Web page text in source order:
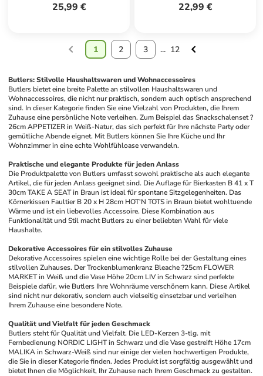
25,99 € 22,99 €
1 2 3 ... 12
Butlers: Stilvolle Haushaltswaren und Wohnaccessoires
Butlers bietet eine breite Palette an stilvollen Haushaltswaren und
Wohnaccessoires, die nicht nur praktisch, sondern auch optisch ansprechend
sind. In dieser Kategorie finden Sie eine Vielzahl von Produkten, die Ihrem
Zuhause eine persönliche Note verleihen. Zum Beispiel das Snackschalenset ?
26cm APPETIZER in Weiß-Natur, das sich perfekt für Ihre nächste Party oder
gemütliche Abende eignet. Mit Butlers können Sie Ihre Küche und Ihr
Wohnzimmer in eine echte Wohlfühloase verwandeln.
Praktische und elegante Produkte für jeden Anlass
Die Produktpalette von Butlers umfasst sowohl praktische als auch elegante
Artikel, die für jeden Anlass geeignet sind. Die Auflage für Bierkasten B 41 x T
30cm TAKE A SEAT in Braun ist ideal für spontane Sitzgelegenheiten. Das
Körnerkissen Faultier B 20 x H 28cm HOT'N TOTS in Braun bietet wohltuende
Wärme und ist ein liebevolles Accessoire. Diese Kombination aus
Funktionalität und Stil macht Butlers zu einer beliebten Wahl für viele
Haushalte.
Dekorative Accessoires für ein stilvolles Zuhause
Dekorative Accessoires spielen eine wichtige Rolle bei der Gestaltung eines
stilvollen Zuhauses. Der Trockenblumenkranz Bleache ?25cm FLOWER
MARKET in Weiß und die Vase Höhe 20cm LIV in Schwarz sind perfekte
Beispiele dafür, wie Butlers Ihre Wohnräume verschönern kann. Diese Artikel
sind nicht nur dekorativ, sondern auch vielseitig einsetzbar und verleihen
Ihrem Zuhause eine besondere Note.
Qualität und Vielfalt für jeden Geschmack
Butlers steht für Qualität und Vielfalt. Die LED-Kerzen 3-tlg. mit
Fernbedienung NORDIC LIGHT in Schwarz und die Vase gestreift Höhe 17cm
MALIKA in Schwarz-Weiß sind nur einige der vielen hochwertigen Produkte,
die Sie in dieser Kategorie finden. Jedes Produkt ist sorgfältig ausgewählt und
bietet Ihnen die Möglichkeit, Ihr Zuhause nach Ihrem Geschmack zu gestalten.